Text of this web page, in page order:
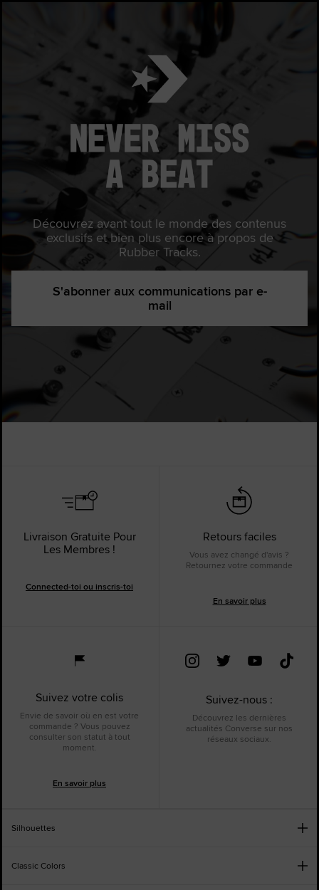
Découvrez avant tout le monde des contenus
exclusifs et bien plus encore à propos de
Rubber Tracks.
S'abonner aux communications par e-
mail
Livraison Gratuite Pour
Les Membres !
Connected-toi ou inscris-toi
Retours faciles
Vous avez changé d'avis ?
Retournez votre commande
En savoir plus
Suivez votre colis
Envie de savoir où en est votre
commande ? Vous pouvez
consulter son statut à tout
moment.
En savoir plus
Suivez-nous :
Découvrez les dernières
actualités Converse sur nos
réseaux sociaux.
Silhouettes
Classic Colors